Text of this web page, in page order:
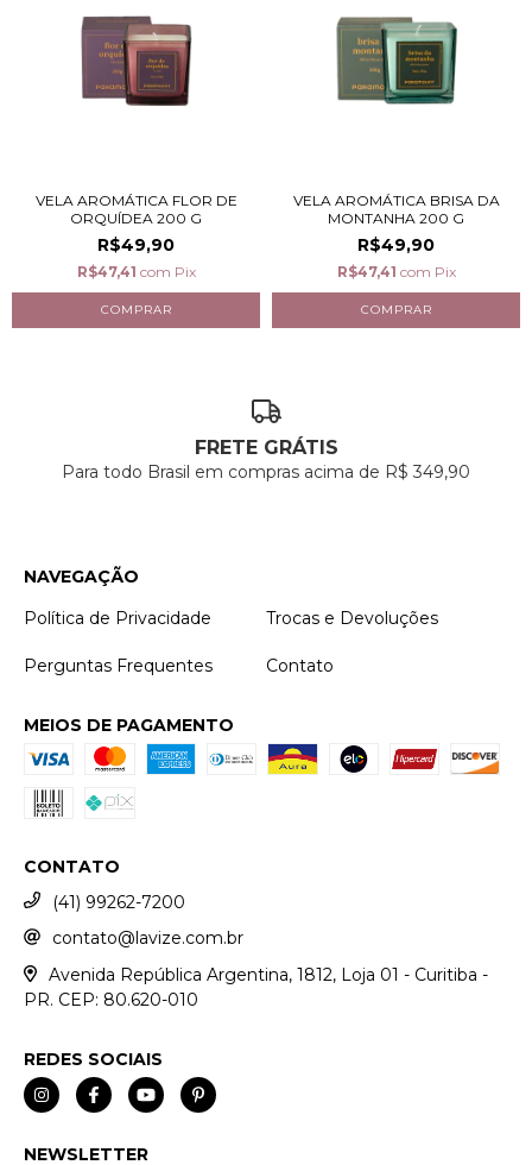
VELA AROMÁTICA FLOR DE
ORQUÍDEA 200 G
R$49,90
R$47,41 com Pix
VELA AROMÁTICA BRISA DA
MONTANHA 200 G
R$49,90
R$47,41 com Pix
FRETE GRÁTIS
Para todo Brasil em compras acima de R$ 349,90
NAVEGAÇÃO
Política de Privacidade
Trocas e Devoluções
Perguntas Frequentes Contato
MEIOS DE PAGAMENTO
CONTATO
(41) 99262-7200
contato@lavize.com.br
Avenida República Argentina, 1812, Loja 01 - Curitiba -
PR. CEP: 80.620-010
REDES SOCIAIS
NEWSLETTER